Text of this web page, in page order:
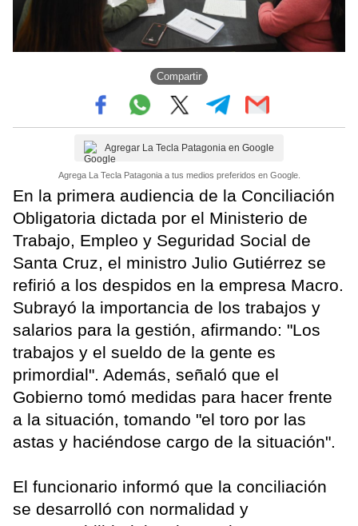
Compartir
Agregar La Tecla Patagonia en Google
Agrega La Tecla Patagonia a tus medios preferidos en Google.
En la primera audiencia de la Conciliación
Obligatoria dictada por el Ministerio de
Trabajo, Empleo y Seguridad Social de
Santa Cruz, el ministro Julio Gutiérrez se
refirió a los despidos en la empresa Macro.
Subrayó la importancia de los trabajos y
salarios para la gestión, afirmando: "Los
trabajos y el sueldo de la gente es
primordial". Además, señaló que el
Gobierno tomó medidas para hacer frente
a la situación, tomando "el toro por las
astas y haciéndose cargo de la situación".
El funcionario informó que la conciliación
se desarrolló con normalidad y